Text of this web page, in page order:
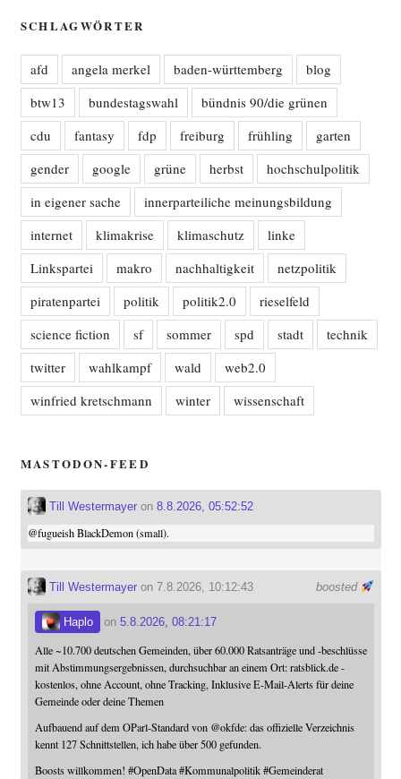
SCHLAGWÖRTER
afd angela merkel baden-württemberg
blog
btw13
bundestagswahl
bündnis 90/die grünen
cdu
fantasy fdp freiburg frühling
garten
gender
google grüne herbst
hochschulpolitik
in eigener sache
innerparteiliche meinungsbildung
internet
klimakrise klimaschutz
linke
Linkspartei
makro nachhaltigkeit
netzpolitik
piratenpartei
politik politik2.0
rieselfeld
science fiction
sf sommer spd stadt
technik
twitter
wahlkampf wald
web2.0
winfried kretschmann
winter wissenschaft
MASTODON-FEED
Till Westermayeron 8.8.2026, 05:52:52
@fugueishBlackDemon (small).
boosted
Till Westermayeron 7.8.2026, 10:12:43
Haplo on 5.8.2026, 08:21:17
Alle ~10.700 deutschen Gemeinden, über 60.000 Ratsanträge und -beschlüsse
mit Abstimmungsergebnissen, durchsuchbar an einem Ort: ratsblick.de -
kostenlos, ohne Account, ohne Tracking, Inklusive E-Mail-Alerts für deine
Gemeinde oder deine Themen
Aufbauend auf dem OParl-Standard von @okfde: das offizielle Verzeichnis
kennt 127 Schnittstellen, ich habe über 500 gefunden.
Boosts willkommen! #OpenData #Kommunalpolitik #Gemeinderat